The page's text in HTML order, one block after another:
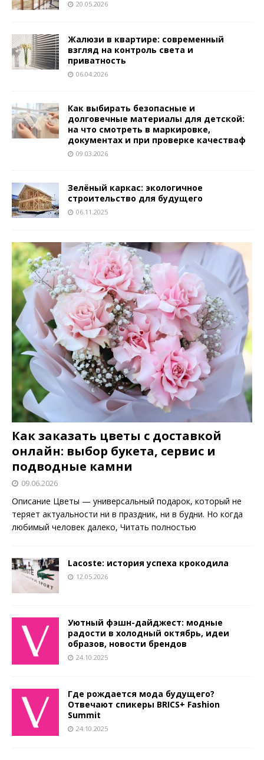
20.05.2026
Жалюзи в квартире: современный
взгляд на контроль света и
приватность
06.04.2026
Как выбирать безопасные и
долговечные материалы для детской:
на что смотреть в маркировке,
документах и при проверке качестваф
09.03.2026
Зелёный каркас: экологичное
строительство для будущего
06.11.2025
Как заказать цветы с доставкой
онлайн: выбор букета, сервис и
подводные камни
09.06.2026
Описание Цветы — универсальный подарок, который не
теряет актуальности ни в праздник, ни в будни. Но когда
любимый человек далеко, Читать полностью
Lacoste: история успеха крокодила
12.05.2026
Уютный фэшн-дайджест: модные
радости в холодный октябрь, идеи
образов, новости брендов
24.10.2025
Где рождается мода будущего?
Отвечают спикеры BRICS+ Fashion
Summit
24.10.2025